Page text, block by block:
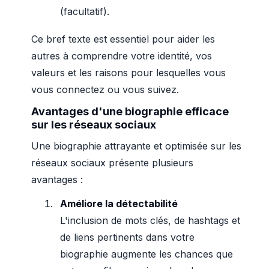
(facultatif).
Ce bref texte est essentiel pour aider les
autres à comprendre votre identité, vos
valeurs et les raisons pour lesquelles vous
vous connectez ou vous suivez.
Avantages d'une biographie efficace
sur les réseaux sociaux
Une biographie attrayante et optimisée sur les
réseaux sociaux présente plusieurs
avantages :
Améliore la détectabilité
L'inclusion de mots clés, de hashtags et
de liens pertinents dans votre
biographie augmente les chances que